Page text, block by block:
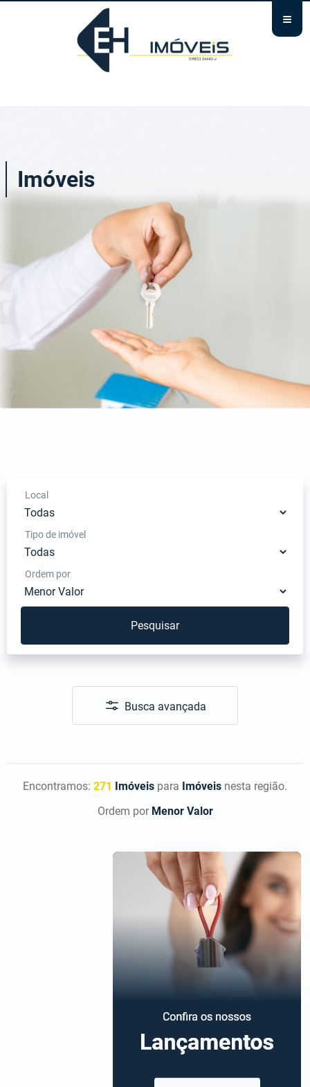
≡
Imóveis
Local
Tipo de imóvel
Ordem por
Pesquisar
Busca avançada
Encontramos: 271 Imóveis para Imóveis nesta região.
Ordem por Menor Valor